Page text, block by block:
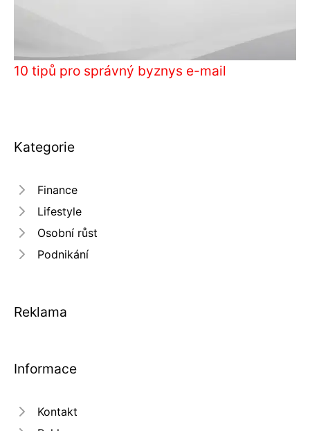
10 tipů pro správný byznys e-mail
Kategorie
Finance
Lifestyle
Osobní růst
Podnikání
Reklama
Informace
Kontakt